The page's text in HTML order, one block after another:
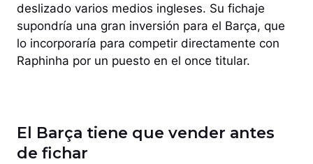
deslizado varios medios ingleses. Su fichaje
supondría una gran inversión para el Barça, que
lo incorporaría para competir directamente con
Raphinha por un puesto en el once titular.
El Barça tiene que vender antes
de fichar